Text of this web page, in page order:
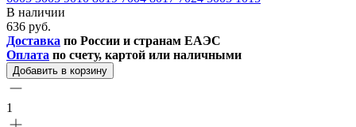
В наличии
636 руб.
Доставка по России и странам ЕАЭС
Оплата по счету, картой или наличными
Добавить в корзину
1